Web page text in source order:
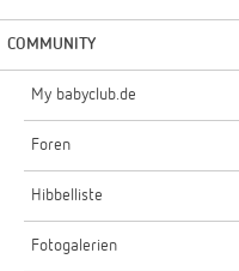
COMMUNITY
My babyclub.de
Foren
Hibbelliste
Fotogalerien